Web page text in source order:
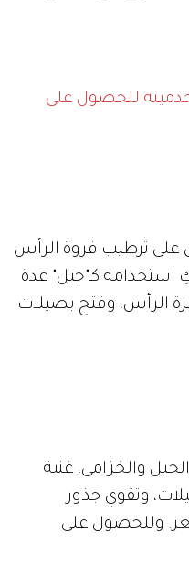
للحصول على
على ترطيب فروة الرأس
كـ"جيل" عدة
الرأس، وفتح بصيلات
والخزامى، غنية
وتقوي جذور
وللحصول على